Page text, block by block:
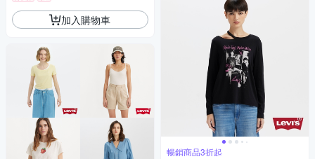
加入購物車
暢銷商品3折起